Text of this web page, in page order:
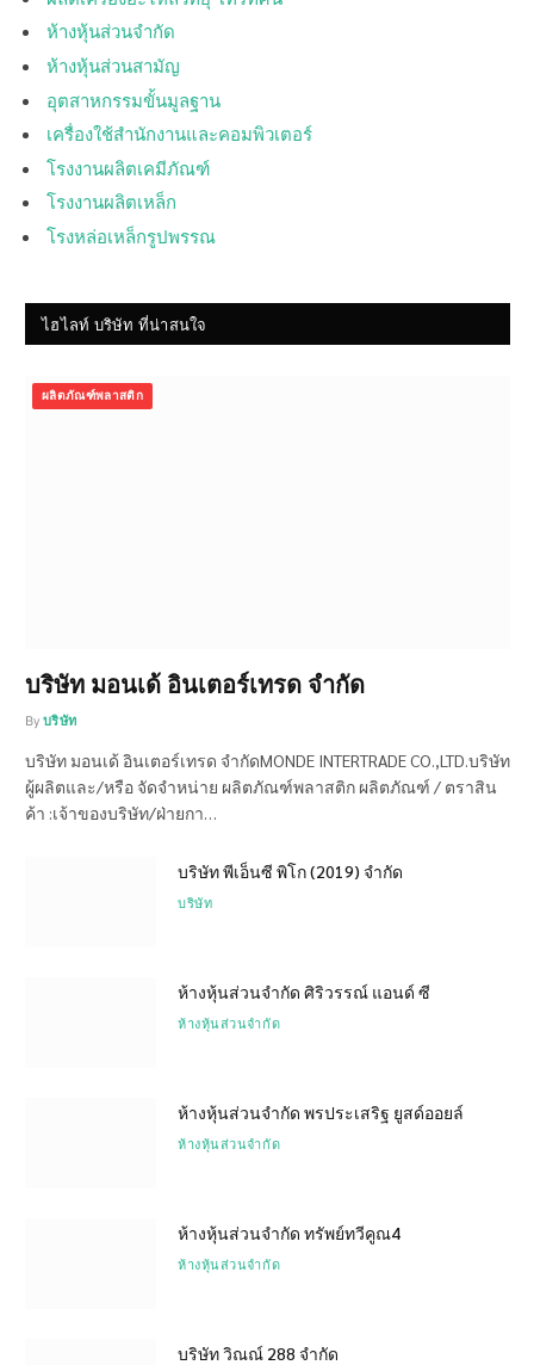
ห้างหุ้นส่วนจำกัด
ห้างหุ้นส่วนสามัญ
อุตสาหกรรมขั้นมูลฐาน
เครื่องใช้สำนักงานและคอมพิวเตอร์
โรงงานผลิตเคมีภัณฑ์
โรงงานผลิตเหล็ก
โรงหล่อเหล็กรูปพรรณ
ไฮไลท์ บริษัท ที่น่าสนใจ
ผลิตภัณฑ์พลาสติก
บริษัท มอนเด้ อินเตอร์เทรด จำกัด
By บริษัท
บริษัท มอนเด้ อินเตอร์เทรด จำกัดMONDE INTERTRADE CO.,LTD.บริษัท
ผู้ผลิตและ/หรือ จัดจำหน่าย ผลิตภัณฑ์พลาสติก ผลิตภัณฑ์ / ตราสิน
ค้า :เจ้าของบริษัท/ฝ่ายกา…
บริษัท พีเอ็นซี พิโก (2019) จำกัด
บริษัท
ห้างหุ้นส่วนจำกัด ศิริวรรณ์ แอนด์ ซี
ห้างหุ้นส่วนจำกัด
ห้างหุ้นส่วนจำกัด พรประเสริฐ ยูสด์ออยล์
ห้างหุ้นส่วนจำกัด
ห้างหุ้นส่วนจำกัด ทรัพย์ทวีคูณ4
ห้างหุ้นส่วนจำกัด
บริษัท วิณณ์ 288 จำกัด